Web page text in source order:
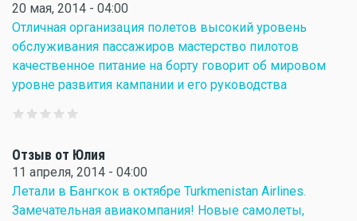
20 мая, 2014 - 04:00
Отличная организация полетов высокий уровень
обслуживания пассажиров мастерство пилотов
качественное питание на борту говорит об мировом
уровне развития кампании и его руководства
Отзыв от Юлия
11 апреля, 2014 - 04:00
Летали в Бангкок в октябре Turkmenistan Airlines.
Замечательная авиакомпания! Новые самолеты,